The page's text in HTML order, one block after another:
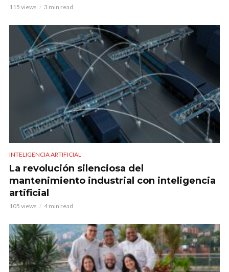
115 views 3 min read
INTELIGENCIA ARTIFICIAL
La revolución silenciosa del
mantenimiento industrial con inteligencia
artificial
105 views 4 min read